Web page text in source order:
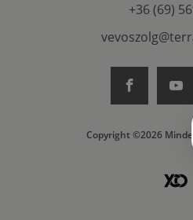
+36 (69)
Copyright ©2026